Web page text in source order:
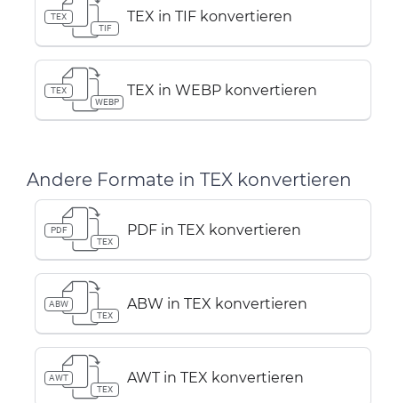
TEX
TIF
TEX in TIF konvertieren
TEX
WEBP
TEX in WEBP konvertieren
Andere Formate in TEX konvertieren
PDF
TEX
PDF in TEX konvertieren
ABW
TEX
ABW in TEX konvertieren
AWT
TEX
AWT in TEX konvertieren